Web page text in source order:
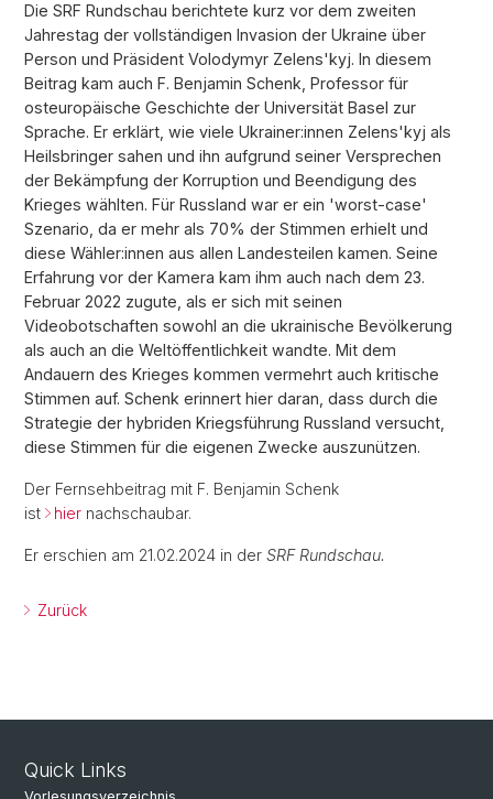
Die SRF Rundschau berichtete kurz vor dem zweiten
Jahrestag der vollständigen Invasion der Ukraine über
Person und Präsident Volodymyr Zelens'kyj. In diesem
Beitrag kam auch F. Benjamin Schenk, Professor für
osteuropäische Geschichte der Universität Basel zur
Sprache. Er erklärt, wie viele Ukrainer:innen Zelens'kyj als
Heilsbringer sahen und ihn aufgrund seiner Versprechen
der Bekämpfung der Korruption und Beendigung des
Krieges wählten. Für Russland war er ein 'worst-case'
Szenario, da er mehr als 70% der Stimmen erhielt und
diese Wähler:innen aus allen Landesteilen kamen. Seine
Erfahrung vor der Kamera kam ihm auch nach dem 23.
Februar 2022 zugute, als er sich mit seinen
Videobotschaften sowohl an die ukrainische Bevölkerung
als auch an die Weltöffentlichkeit wandte. Mit dem
Andauern des Krieges kommen vermehrt auch kritische
Stimmen auf. Schenk erinnert hier daran, dass durch die
Strategie der hybriden Kriegsführung Russland versucht,
diese Stimmen für die eigenen Zwecke auszunützen.
Der Fernsehbeitrag mit F. Benjamin Schenk
ist
hier nachschaubar.
Er erschien am 21.02.2024 in der SRF Rundschau.
Zurück
Quick Links